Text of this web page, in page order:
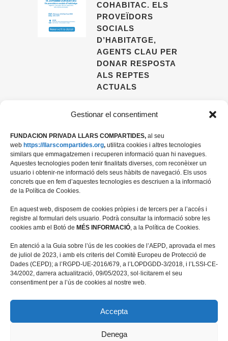
Gestionar el consentiment
FUNDACION PRIVADA LLARS COMPARTIDES, al seu
web https://llarscompartides.org, utilitza cookies i altres tecnologies
similars que emmagatzemen i recuperen informació quan hi navegues.
Aquestes tecnologies poden tenir finalitats diverses, com reconèixer un
usuario i obtenir-ne informació dels seus hàbits de navegació. Els usos
concrets que en fem d’aquestes tecnologies es descriuen a la informació
de la Política de Cookies.
En aquest web, disposem de cookies pròpies i de tercers per a l’accés i
registre al formulari dels usuario. Podrà consultar la informació sobre les
cookies amb el Botó de MÉS INFORMACIÓ, a la Política de Cookies.
En atenció a la Guia sobre l’ús de les cookies de l’AEPD, aprovada el mes
de juliol de 2023, i amb els criteris del Comitè Europeu de Protecció de
Dades (CEPD); a l’RGPD-UE-2016/679, a l’LOPDGDD-3/2018, i l’LSSI-CE-
34/2002, darrera actualització, 09/05/2023, sol·licitarem el seu
consentiment per a l’ús de cookies al nostre web.
Accepta
Denega
COHABITAC. ELS
PROVEÏDORS
SOCIALS
D’HABITATGE,
AGENTS CLAU PER
DONAR RESPOSTA
ALS REPTES
ACTUALS
08028 Barcelona
+34 934 498 676
fundacio@llarscompartides.org